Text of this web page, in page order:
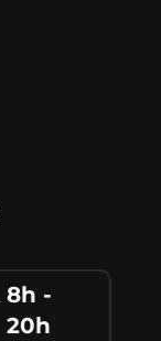
8h -
20h